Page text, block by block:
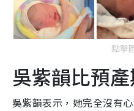
點擊
吳紫韻比預
吳紫韻表示，她完全沒有